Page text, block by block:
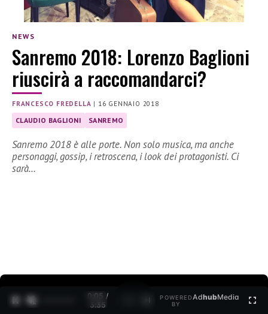
NEWS
Sanremo 2018: Lorenzo Baglioni
riuscirà a raccomandarci?
FRANCESCO FREDELLA | 16 GENNAIO 2018
CLAUDIO BAGLIONI SANREMO
Sanremo 2018 è alle porte. Non solo musica, ma anche
personaggi, gossip, i retroscena, i look dei protagonisti. Ci
sarà…
0:06 /
3:35
POWERED
BY
AdhubMedia